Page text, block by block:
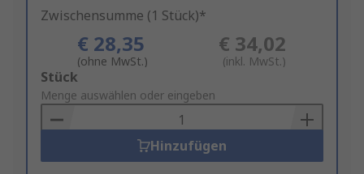
Zwischensumme (1 Stück)*
€ 28,35
(ohne MwSt.)
€ 34,02
(inkl. MwSt.)
Add
to
Basket
Stück
Menge auswählen oder eingeben
Hinzufügen